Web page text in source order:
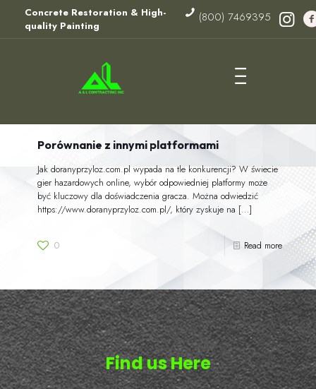
Concrete Restoration & High-
quality Painting
(800) 7469395
Porównanie z innymi platformami
Jak doranyprzyloz.com.pl wypada na tle konkurencji? W świecie
gier hazardowych online, wybór odpowiedniej platformy może
być kluczowy dla doświadczenia gracza. Można odwiedzić
https://www.doranyprzyloz.com.pl/, który zyskuje na […]
0 Read more
Find us Here